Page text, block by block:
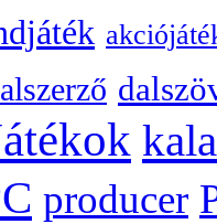
producer